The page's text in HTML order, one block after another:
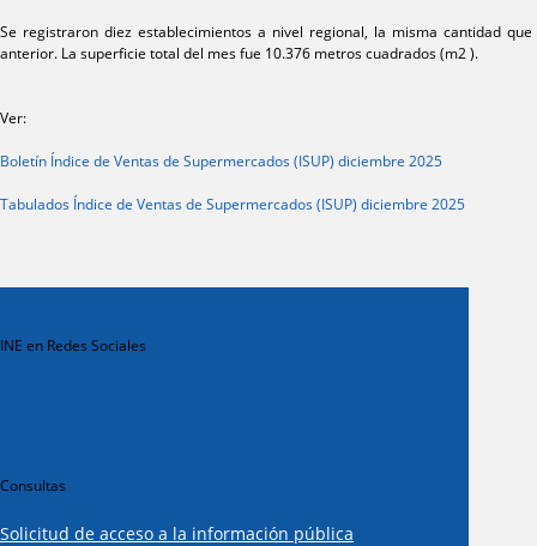
Se registraron diez establecimientos a nivel regional, la misma cantidad
anterior. La superficie total del mes fue 10.376 metros cuadrados (m2 ).
Ver:
Boletín Índice de Ventas de Supermercados (ISUP) diciembre 2025
Tabulados Índice de Ventas de Supermercados (ISUP) diciembre 2025
INE en Redes Sociales
Consultas
Solicitud de acceso a la información pública